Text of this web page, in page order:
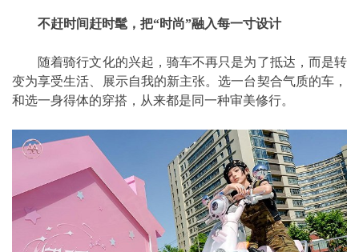
不赶时间赶时髦，把“时尚”融入每一寸设计
随着骑行文化的兴起，骑车不再只是为了抵达，而是转
变为享受生活、展示自我的新主张。选一台契合气质的车，
和选一身得体的穿搭，从来都是同一种审美修行。